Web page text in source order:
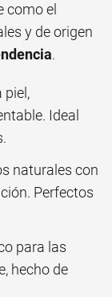
como el
y de origen
.
piel,
Ideal
naturales con
Perfectos
para las
hecho de